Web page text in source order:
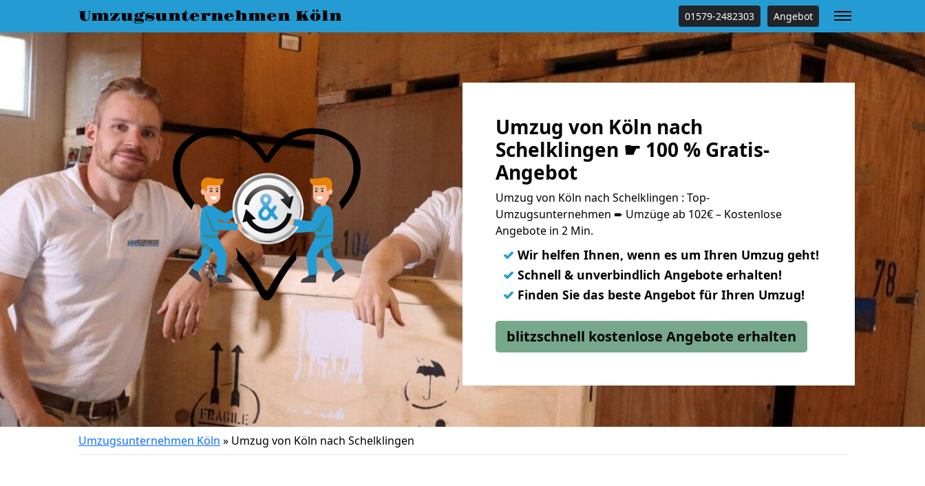
Umzugsunternehmen Köln 01579-2482303 Angebot
Umzug von Köln nach
Schelklingen ☛ 100 % Gratis-
Angebot
Umzug von Köln nach Schelklingen : Top-
Umzugsunternehmen ➨ Umzüge ab 102€ – Kostenlose
Angebote in 2 Min.
✓ Wir helfen Ihnen, wenn es um Ihren Umzug geht!
✓ Schnell & unverbindlich Angebote erhalten!
✓ Finden Sie das beste Angebot für Ihren Umzug!
blitzschnell kostenlose Angebote erhalten
Umzugsunternehmen Köln » Umzug von Köln nach Schelklingen